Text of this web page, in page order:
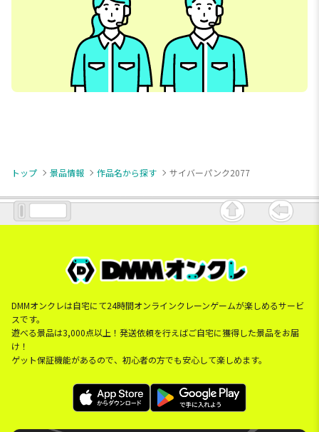
トップ 景品情報 作品名から探す サイバーパンク2077
DMMオンクレは自宅にて24時間オンラインクレーンゲームが楽しめるサービ
スです。
遊べる景品は3,000点以上！発送依頼を行えばご自宅に獲得した景品をお届
け！
ゲット保証機能があるので、初心者の方でも安心して楽しめます。